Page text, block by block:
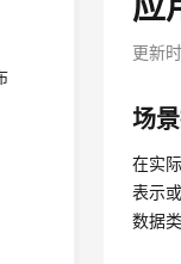
更新时
场
在实
表示
数据